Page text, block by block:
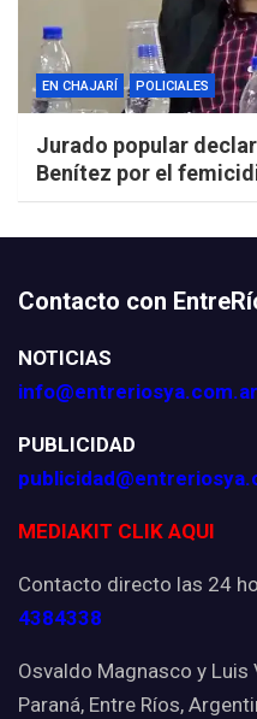
EN CHAJARÍ POLICIALES
Jurado popular
Benítez por el
Contacto con
NOTICIAS
info@entreriosya.com.ar
PUBLICIDAD
MEDIAKIT CLIK AQUI
Contacto directo las 24
4384338
Osvaldo Magnasco y Luis
Paraná, Entre Ríos,